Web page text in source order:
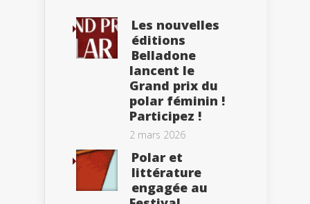
Les nouvelles
éditions
Belladone
lancent le
Grand prix du
polar féminin !
Participez !
2 mars 2026
Polar et
littérature
engagée au